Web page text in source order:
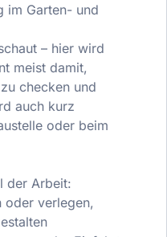
im Garten- und
– hier wird
meist damit,
checken und
auch kurz
oder beim
der Arbeit:
oder verlegen,